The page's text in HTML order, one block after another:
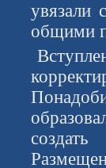
увязали
общими